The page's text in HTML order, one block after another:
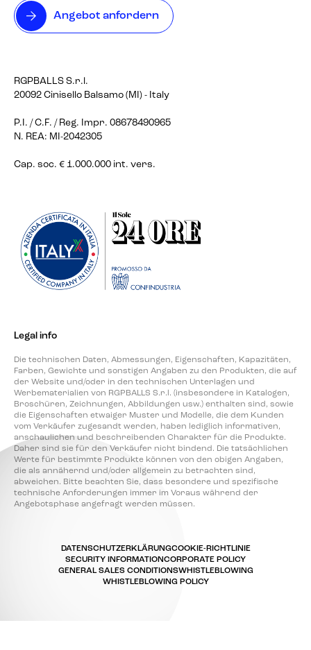
Angebot anfordern
RGPBALLS S.r.l.
20092 Cinisello Balsamo (MI) - Italy
P.I. / C.F. / Reg. Impr. 08678490965
N. REA: MI-2042305
Cap. soc. € 1.000.000 int. vers.
Legal info
Die technischen Daten, Abmessungen, Eigenschaften, Kapazitäten,
Farben, Gewichte und sonstigen Angaben zu den Produkten, die auf
der Website und/oder in den technischen Unterlagen und
Werbematerialien von RGPBALLS S.r.l. (insbesondere in Katalogen,
Broschüren, Zeichnungen, Abbildungen usw.) enthalten sind, sowie
die Eigenschaften etwaiger Muster und Modelle, die dem Kunden
vom Verkäufer zugesandt werden, haben lediglich informativen,
anschaulichen und beschreibenden Charakter für die Produkte.
Daher sind sie für den Verkäufer nicht bindend. Die tatsächlichen
Werte für bestimmte Produkte können von den obigen Angaben,
die als annähernd und/oder allgemein zu betrachten sind,
abweichen. Bitte beachten Sie, dass besondere und spezifische
technische Anforderungen immer im Voraus während der
Angebotsphase angefragt werden müssen.
DATENSCHUTZERKLÄRUNGCOOKIE-RICHTLINIE
SECURITY INFORMATIONCORPORATE POLICY
GENERAL SALES CONDITIONSWHISTLEBLOWING
WHISTLEBLOWING POLICY